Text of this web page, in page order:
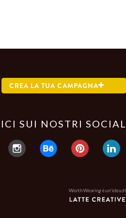
CREA LA TUA CAMPAGNA
SUI NOSTRI SOCIAL
Worth Wearing è un'idea di